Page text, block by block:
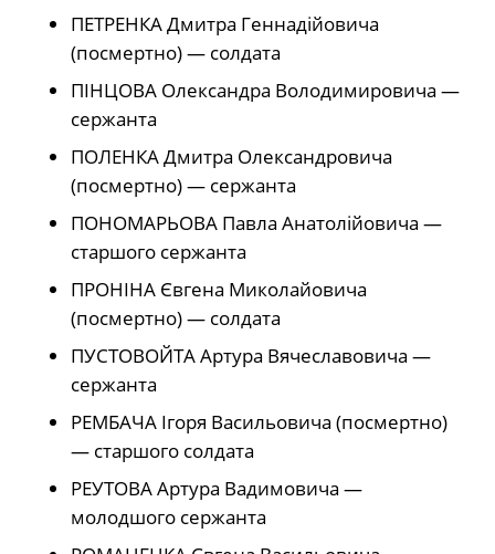
ПЕТРЕНКА Дмитра Геннадійовича
(посмертно) — солдата
ПІНЦОВА Олександра Володимировича —
сержанта
ПОЛЕНКА Дмитра Олександровича
(посмертно) — сержанта
ПОНОМАРЬОВА Павла Анатолійовича —
старшого сержанта
ПРОНІНА Євгена Миколайовича
(посмертно) — солдата
ПУСТОВОЙТА Артура Вячеславовича —
сержанта
РЕМБАЧА Ігоря Васильовича (посмертно)
— старшого солдата
РЕУТОВА Артура Вадимовича —
молодшого сержанта